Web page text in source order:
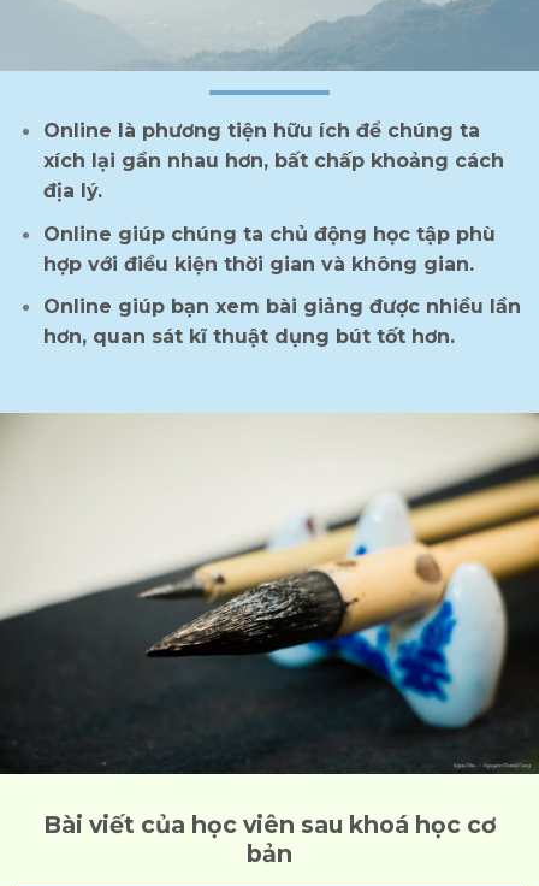
Online là phương tiện hữu ích để chúng ta
xích lại gần nhau hơn, bất chấp khoảng cách
địa lý.
Online giúp chúng ta chủ động học tập phù
hợp với điều kiện thời gian và không gian.
Online giúp bạn xem bài giảng được nhiều lần
hơn, quan sát kĩ thuật dụng bút tốt hơn.
Bài viết của học viên sau khoá học cơ
bản